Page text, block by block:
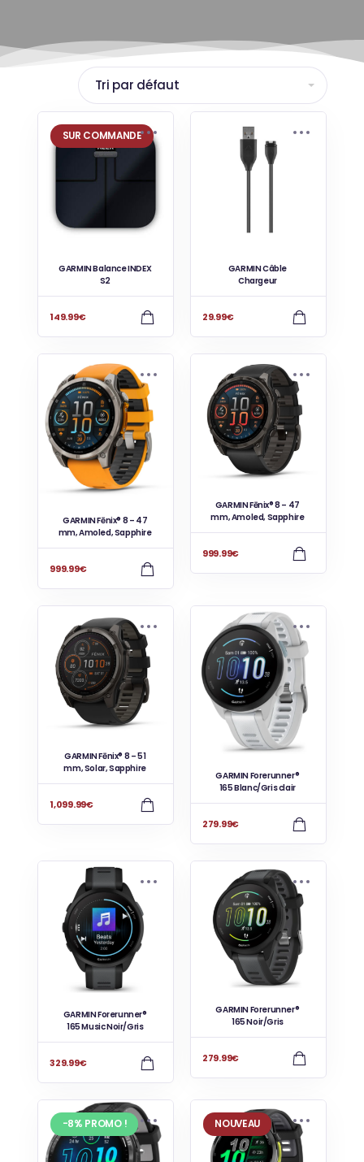
SUR COMMANDE
GARMIN Balance INDEX
S2
149.99€
GARMIN Câble
Chargeur
29.99€
GARMIN Fēnix® 8 – 47
mm, Amoled, Sapphire
999.99€
GARMIN Fēnix® 8 – 47
mm, Amoled, Sapphire
999.99€
GARMIN Fēnix® 8 – 51
mm, Solar, Sapphire
1,099.99€
GARMIN Forerunner®
165 Blanc/Gris clair
279.99€
GARMIN Forerunner®
165 Music Noir/Gris
329.99€
GARMIN Forerunner®
165 Noir/Gris
279.99€
-8% PROMO ! NOUVEAU